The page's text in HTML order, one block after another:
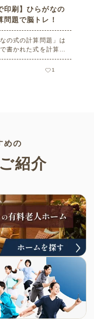
印刷】ひらがなの
問題で脳トレ！
なの式の計算問題」は
書かれた式を計算す
。想像力やワーキン
のトレーニングとして
1
めの
紹介